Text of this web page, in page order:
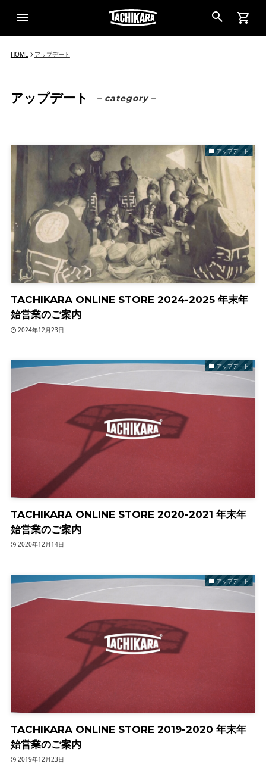
HOME アップデート
アップデート – category –
アップデート
TACHIKARA ONLINE STORE 2024-2025 年末年
始営業のご案内
2024年12月23日
アップデート
TACHIKARA ONLINE STORE 2020-2021 年末年
始営業のご案内
2020年12月14日
アップデート
TACHIKARA ONLINE STORE 2019-2020 年末年
始営業のご案内
2019年12月23日